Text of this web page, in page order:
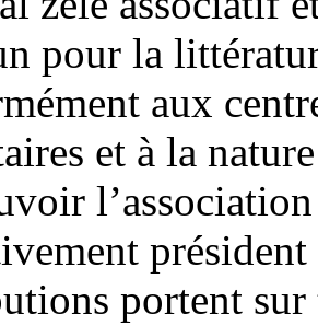
pour la
aux
et à la
portent